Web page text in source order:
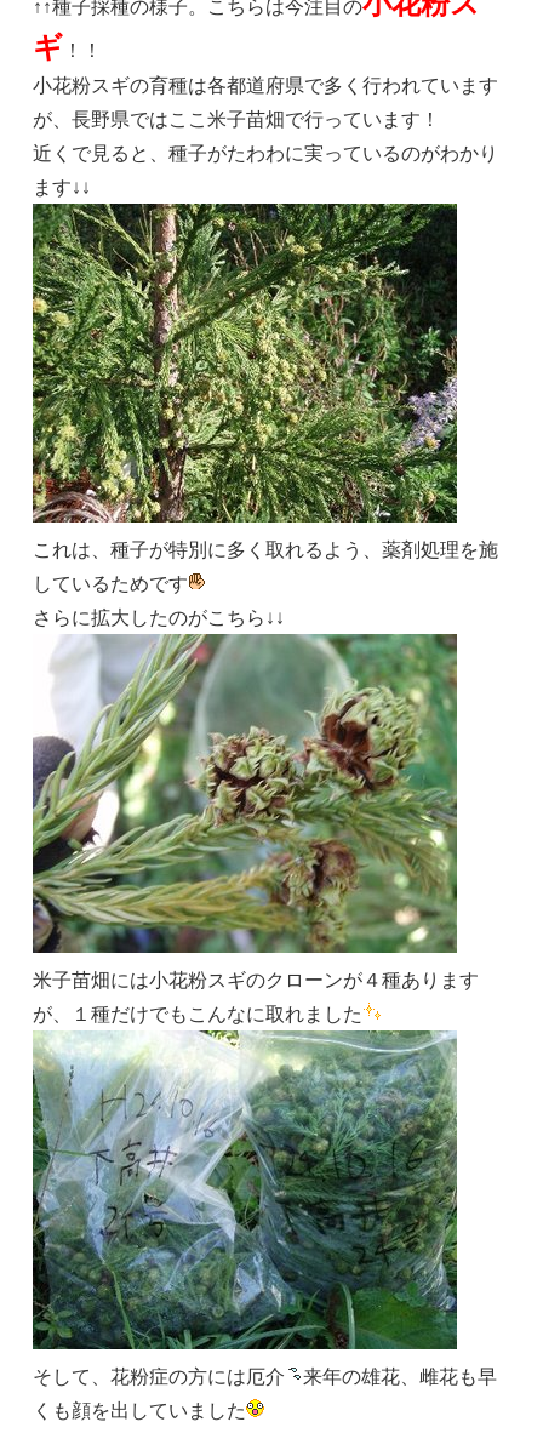
↑↑種子採種の様子。こちらは今注目の
ギ ！！
小花粉スギの育種は各都道府県で多く行われています
が、長野県ではここ米子苗畑で行っています！
近くで見ると、種子がたわわに実っているのがわかり
ます↓↓
これは、種子が特別に多く取れるよう、薬剤処理を施
しているためです
さらに拡大したのがこちら↓↓
米子苗畑には小花粉スギのクローンが４種あります
が、１種だけでもこんなに取れました
そして、花粉症の方には厄介
来年の雄花、雌花も早
くも顔を出していました